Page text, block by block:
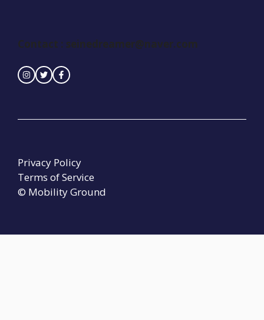
Contact : seinedreamer@naver.com
© Mobility Ground
Privacy Policy
Terms of Service